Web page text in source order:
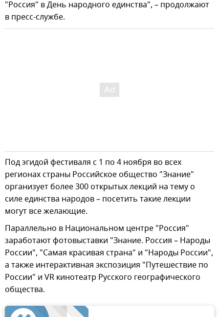
"Россия" в День народного единства", – продолжают
в пресс-службе.
Под эгидой фестиваля с 1 по 4 ноября во всех
регионах страны Российское общество "Знание"
организует более 300 открытых лекций на тему о
силе единства народов – посетить такие лекции
могут все желающие.
Параллельно в Национальном центре "Россия"
заработают фотовыставки "Знание. Россия – Народы
России", "Самая красивая страна" и "Народы России",
а также интерактивная экспозиция "Путешествие по
России" и VR кинотеатр Русского географического
общества.